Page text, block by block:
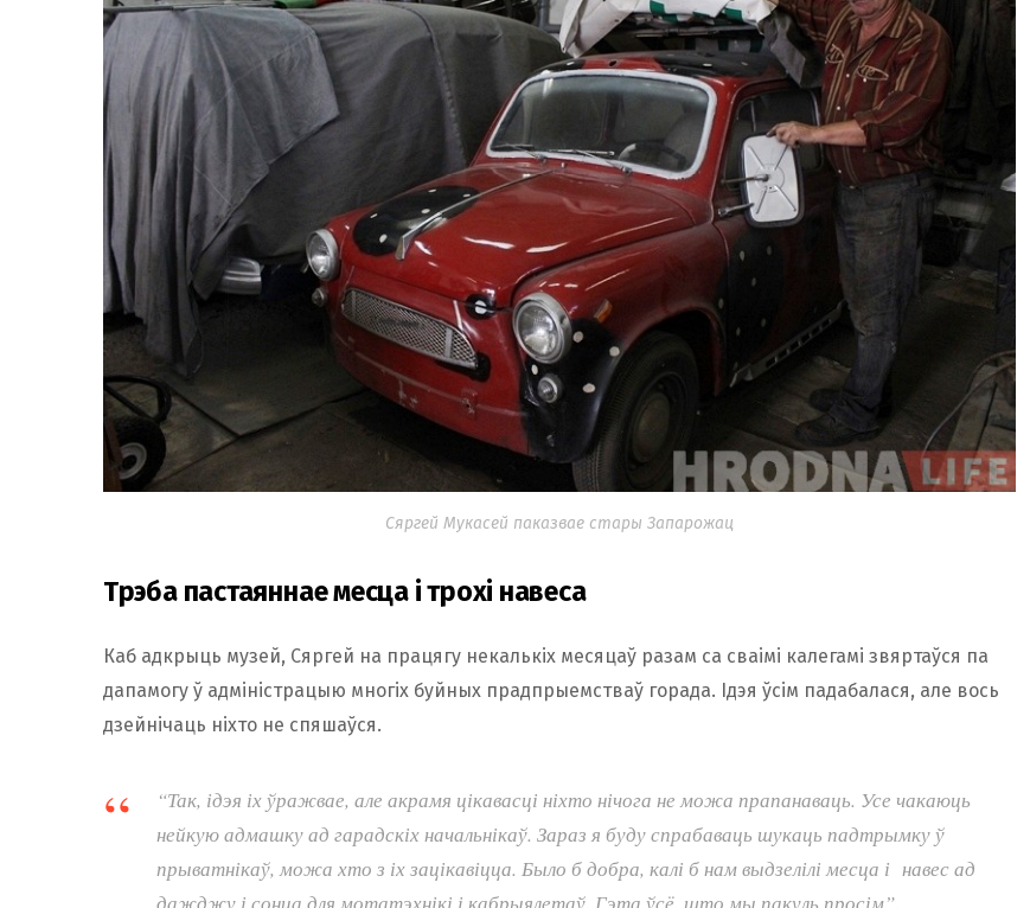
Сяргей Мукасей паказвае стары Запарожац
Трэба пастаяннае месца і трохі навеса
Каб адкрыць музей, Сяргей на працягу некалькіх месяцаў разам са сваімі калегамі звяртаўся па
дапамогу ў адміністрацыю многіх буйных прадпрыемстваў горада. Ідэя ўсім падабалася, але вось
дзейнічаць ніхто не спяшаўся.
“Так, ідэя іх ўражвае, але акрамя цікавасці ніхто нічога не можа прапанаваць. Усе чакаюць
нейкую адмашку ад гарадскіх начальнікаў. Зараз я буду спрабаваць шукаць падтрымку ў
прыватнікаў, можа хто з іх зацікавіцца. Было б добра, калі б нам выдзелілі месца і навес ад
дажджу і сонца для мотатэхнікі і кабрыялетаў. Гэта ўсё, што мы пакуль просім”.